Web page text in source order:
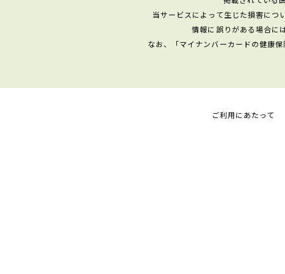
当サービスによって生じた損害につ
情報に誤りがある場合に
なお、「マイナンバーカードの健康
ご利用にあたって